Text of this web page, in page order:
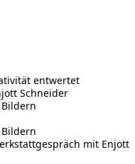
entwertet
Schneider
mit Enjott